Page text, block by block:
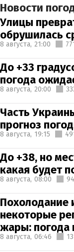
Новости
Улицы
обрушилась
8 августа, 21:00
До +33
погода
8 августа, 20:00
Часть
прогноз
8 августа, 19:15
До +38, но
какая будет
8 августа, 08:00
Похолодание
некоторые
жары: погода
8 августа, 06:46